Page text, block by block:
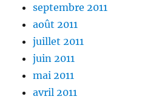
septembre 2011
août 2011
juillet 2011
juin 2011
mai 2011
avril 2011